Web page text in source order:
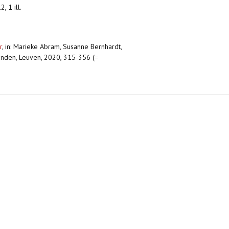
1 ill.
, in: Marieke Abram, Susanne Bernhardt,
Leuven, 2020, 315-356 (=